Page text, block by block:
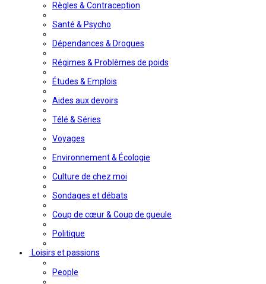
Règles & Contraception
Santé & Psycho
Dépendances & Drogues
Régimes & Problèmes de poids
Études & Emplois
Aides aux devoirs
Télé & Séries
Voyages
Environnement & Écologie
Culture de chez moi
Sondages et débats
Coup de cœur & Coup de gueule
Politique
Loisirs et passions
People